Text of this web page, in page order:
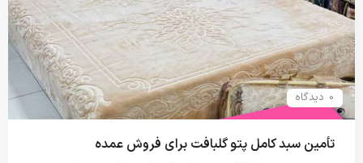
0 دیدگاه
تأمین سبد کامل پتو گلبافت برای فروش عمده